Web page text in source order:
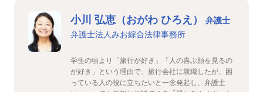
小川 弘恵（おがわ ひろえ）
弁護士
弁護士法人みお綜合法律事務所
学生の頃より「旅行が好き」「人の喜ぶ顔を見るの
が好き」という理由で、旅行会社に就職したが、困
っている人の役に立ちたいと一念発起し、弁護士